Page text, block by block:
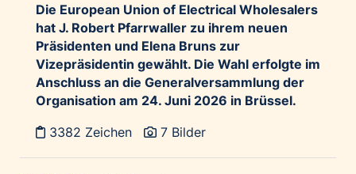
Mediaplus
Microsoft
Mondelēz Österreich
Muse Electronics
öbv – Österreichischer Bundesverlag
Die European Union of Electrical Wholesalers
hat J. Robert Pfarrwaller zu ihrem neuen
Präsidenten und Elena Bruns zur
Vizepräsidentin gewählt. Die Wahl erfolgte im
Anschluss an die Generalversammlung der
Organisation am 24. Juni 2026 in Brüssel.
3382 Zeichen
7 Bilder